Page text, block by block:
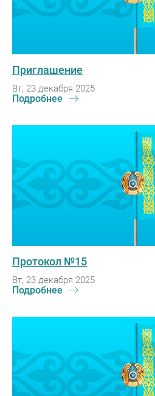
Приглашение
Вт, 23 декабря 2025
Подробнее
Протокол №15
Вт, 23 декабря 2025
Подробнее